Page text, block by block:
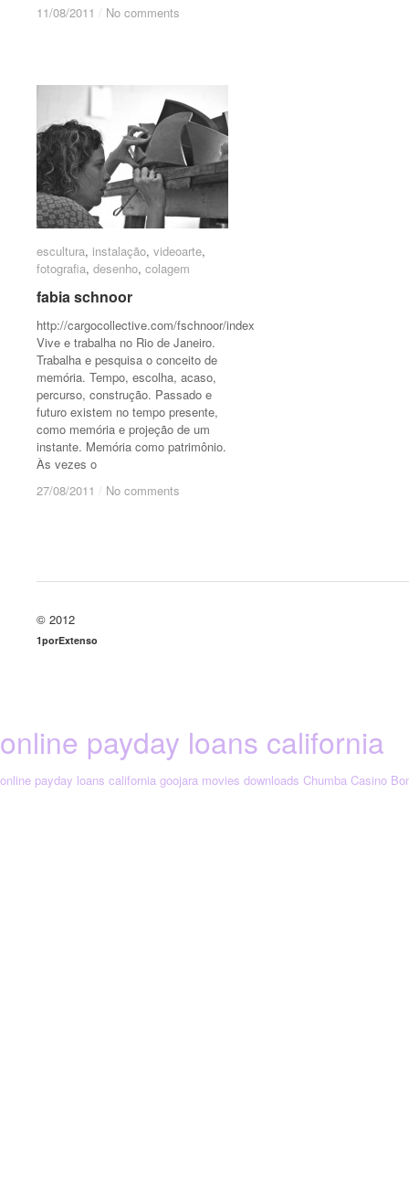
11/08/2011 / No comments
11/08/2011 / No comments
escultura, instalação, videoarte,
fotografia, desenho, colagem
fabia schnoor
http://cargocollective.com/fschnoor/index
Vive e trabalha no Rio de Janeiro.
Trabalha e pesquisa o conceito de
memória. Tempo, escolha, acaso,
percurso, construção. Passado e
futuro existem no tempo presente,
como memória e projeção de um
instante. Memória como patrimônio.
Às vezes o
27/08/2011 / No comments
escultura instalação videoarte
fotografia desenho colagem
fabia schnoor
27/08/2011
© 2012
1porExtenso
online payday loans california
online payday loans california goojara movies downloads Chumba Casino